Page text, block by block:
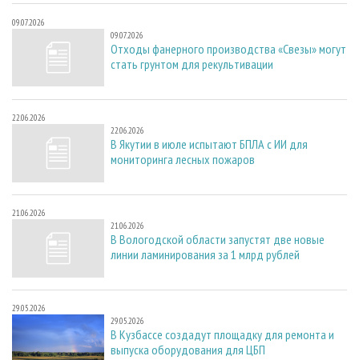
09.07.2026
09.07.2026
Отходы фанерного производства «Свезы» могут
стать грунтом для рекультивации
22.06.2026
22.06.2026
В Якутии в июле испытают БПЛА с ИИ для
мониторинга лесных пожаров
21.06.2026
21.06.2026
В Вологодской области запустят две новые
линии ламинирования за 1 млрд рублей
29.05.2026
29.05.2026
В Кузбассе создадут площадку для ремонта и
выпуска оборудования для ЦБП